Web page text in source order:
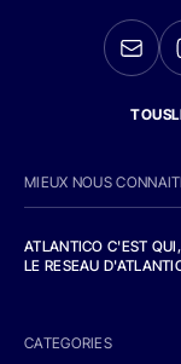
MIEUX NOUS
ATLANTICO C'EST
LE RESEAU
CATEGORIES